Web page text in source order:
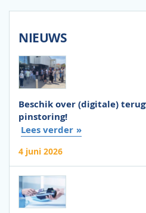
NIEUWS
Beschik over (digitale)
pinstoring!
Lees verder
4 juni 2026